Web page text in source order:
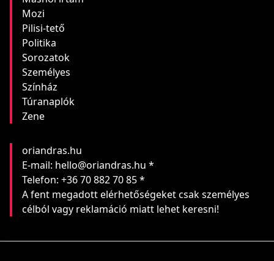
Mozi
Pilisi-tető
Politika
Sorozatok
Személyes
Színház
Túranaplók
Zene
oriandras.hu
E-mail: hello@oriandras.hu *
Telefon: +36 70 882 70 85 *
A fent megadott elérhetőségeket csak személyes
célból vagy reklamáció miatt lehet keresni!